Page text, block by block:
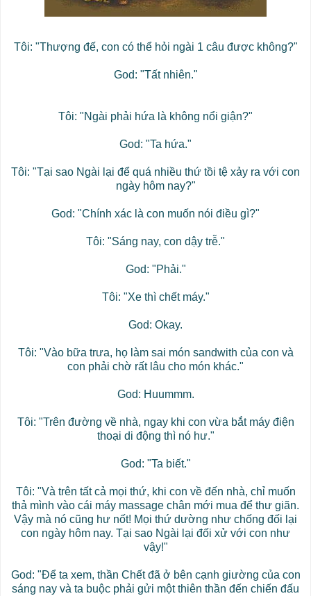
Tôi: "Thượng đế, con có thể hỏi ngài 1 câu được không?"
God: "Tất nhiên."
Tôi: "Ngài phải hứa là không nổi giận?"
God: "Ta hứa."
Tôi: "Tại sao Ngài lại để quá nhiều thứ tồi tệ xảy ra với con
ngày hôm nay?"
God: "Chính xác là con muốn nói điều gì?"
Tôi: "Sáng nay, con dậy trễ."
God: "Phải."
Tôi: "Xe thì chết máy."
God: Okay.
Tôi: "Vào bữa trưa, họ làm sai món sandwith của con và
con phải chờ rất lâu cho món khác."
God: Huummm.
Tôi: "Trên đường về nhà, ngay khi con vừa bắt máy điện
thoại di động thì nó hư."
God: "Ta biết."
Tôi: "Và trên tất cả mọi thứ, khi con về đến nhà, chỉ muốn
thả mình vào cái máy massage chân mới mua để thư giãn.
Vậy mà nó cũng hư nốt! Mọi thứ dường như chống đối lại
con ngày hôm nay. Tại sao Ngài lại đối xử với con như
vậy!"
God: "Để ta xem, thần Chết đã ở bên cạnh giường của con
sáng nay và ta buộc phải gửi một thiên thần đến chiến đấu